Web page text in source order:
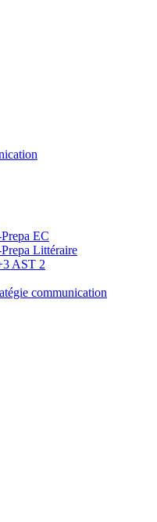
EC
Littéraire
AST 2
communication